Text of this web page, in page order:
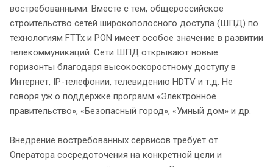
востребованными. Вместе с тем, общероссийское
строительство сетей широкополосного доступа (ШПД) по
технологиям FTTx и PON имеет особое значение в развитии
телекоммуникаций. Сети ШПД открывают новые
горизонты благодаря высокоскоростному доступу в
Интернет, IP-телефонии, телевидению HDTV и т.д. Не
говоря уж о поддержке программ «Электронное
правительство», «Безопасный город», «Умный дом» и др.
Внедрение востребованных сервисов требует от
Оператора сосредоточения на конкретной цели и